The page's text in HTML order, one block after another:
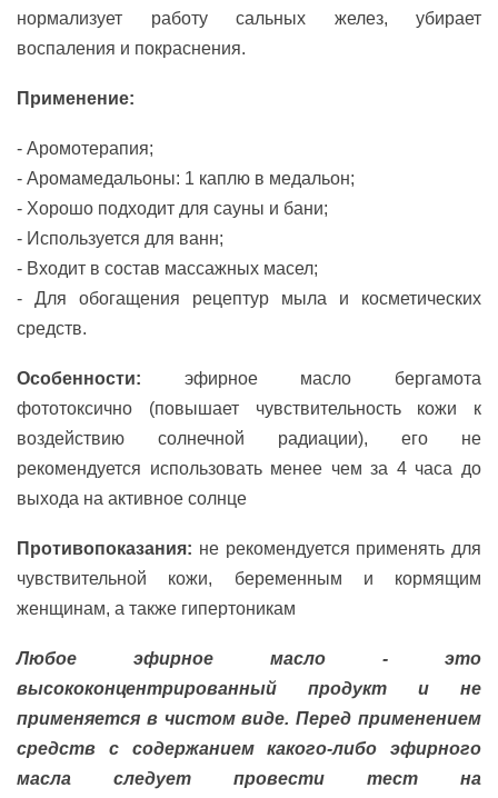
нормализует работу сальных желез, убирает
воспаления и покраснения.
Применение:
- Аромотерапия;
- Аромамедальоны: 1 каплю в медальон;
- Хорошо подходит для сауны и бани;
- Используется для ванн;
- Входит в состав массажных масел;
- Для обогащения рецептур мыла и косметических
средств.
Особенности: эфирное масло бергамота
фототоксично (повышает чувствительность кожи к
воздействию солнечной радиации), его не
рекомендуется использовать менее чем за 4 часа до
выхода на активное солнце
Противопоказания: не рекомендуется применять для
чувствительной кожи, беременным и кормящим
женщинам, а также гипертоникам
Любое эфирное масло - это
высококонцентрированный продукт и не
применяется в чистом виде. Перед применением
средств с содержанием какого-либо эфирного
масла следует провести тест на